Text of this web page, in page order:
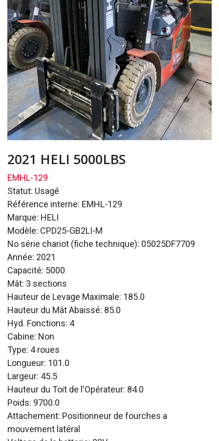
2021 HELI 5000LBS
EMHL-129
Statut: Usagé
Référence interne: EMHL-129
Marque: HELI
Modèle: CPD25-GB2LI-M
No série chariot (fiche technique): 05025DF7709
Année: 2021
Capacité: 5000
Mât: 3 sections
Hauteur de Levage Maximale: 185.0
Hauteur du Mât Abaissé: 85.0
Hyd. Fonctions: 4
Cabine: Non
Type: 4 roues
Longueur: 101.0
Largeur: 45.5
Hauteur du Toit de l'Opérateur: 84.0
Poids: 9700.0
Attachement: Positionneur de fourches a
mouvement latéral